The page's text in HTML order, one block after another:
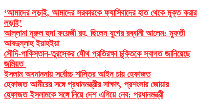
‘আমাদের লড়াই, আমাদের সরকারকে ফ্যাসিবাদের হাত থেকে মুক্ত করার
লড়াই’
আল্লামা নূরুল হুদা ফয়েজী রহ. ছিলেন যুগের রব্বানী আলেম: মুফতী
আবদুল্লাহ ইয়াহইয়া
সৌদি-পাকিস্তান-তুরস্কের যৌথ প্রতিরক্ষা চুক্তিকে স্বাগত জানিয়েছে
জমিয়ত
ইসলাম অবমাননায় সর্বোচ্চ শাস্তির আইন চায় হেফাজত
হেফাজত আমীরের সঙ্গে প্রধানমন্ত্রীর সাক্ষাৎ, প্রশংসার জোয়ার
হেফাজত ইসলামকে সঙ্গে নিয়ে দেশ এগিয়ে নেব: প্রধানমন্ত্রী